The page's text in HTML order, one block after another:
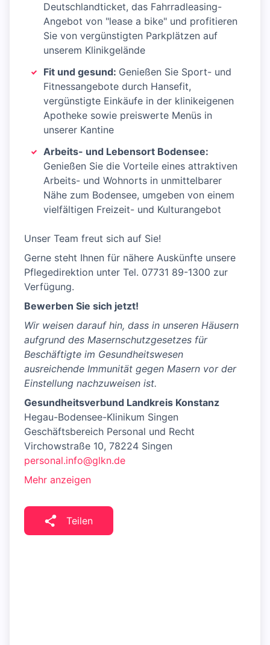
Deutschlandticket, das Fahrradleasing-
Angebot von "lease a bike" und profitieren
Sie von vergünstigten Parkplätzen auf
unserem Klinikgelände
Fit und gesund: Genießen Sie Sport- und
Fitnessangebote durch Hansefit,
vergünstigte Einkäufe in der klinikeigenen
Apotheke sowie preiswerte Menüs in
unserer Kantine
Arbeits- und Lebensort Bodensee:
Genießen Sie die Vorteile eines attraktiven
Arbeits- und Wohnorts in unmittelbarer
Nähe zum Bodensee, umgeben von einem
vielfältigen Freizeit- und Kulturangebot
Unser Team freut sich auf Sie!
Gerne steht Ihnen für nähere Auskünfte unsere
Pflegedirektion unter Tel. 07731 89-1300 zur
Verfügung.
Bewerben Sie sich jetzt!
Wir weisen darauf hin, dass in unseren Häusern
aufgrund des Masernschutzgesetzes für
Beschäftigte im Gesundheitswesen
ausreichende Immunität gegen Masern vor der
Einstellung nachzuweisen ist.
Gesundheitsverbund Landkreis Konstanz
Hegau-Bodensee-Klinikum Singen
Geschäftsbereich Personal und Recht
Virchowstraße 10, 78224 Singen
personal.info@glkn.de
Mehr anzeigen
Teilen